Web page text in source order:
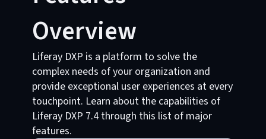
Overview
Liferay DXP is a platform to solve the
complex needs of your organization and
provide exceptional user experiences at every
touchpoint. Learn about the capabilities of
Liferay DXP 7.4 through this list of major
features.